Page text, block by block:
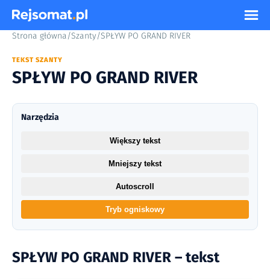
Strona główna/Szanty/SPŁYW PO GRAND RIVER
TEKST SZANTY
SPŁYW PO GRAND RIVER
SPŁYW PO GRAND RIVER – tekst
Narzędzia
Większy tekst
Mniejszy tekst
Autoscroll
Tryb ogniskowy